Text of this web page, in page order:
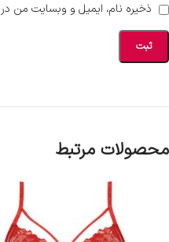
ذخیره نام، ایمیل و وبسایت من
محصولات مرتبط